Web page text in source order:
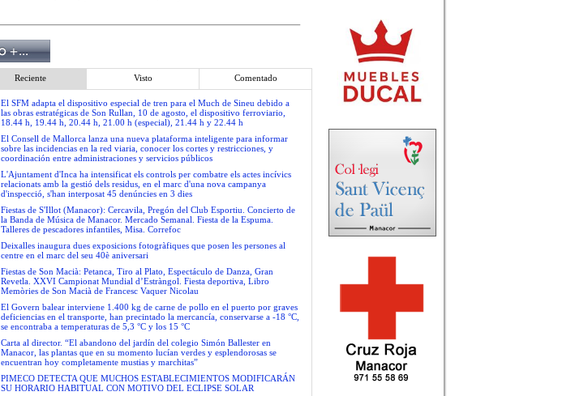
Reciente Visto Comentado
El SFM adapta el dispositivo especial de tren para el Much de Sineu debido a
las obras estratégicas de Son Rullan, 10 de agosto, el dispositivo ferroviario,
18.44 h, 19.44 h, 20.44 h, 21.00 h (especial), 21.44 h y 22.44 h
El Consell de Mallorca lanza una nueva plataforma inteligente para informar
sobre las incidencias en la red viaria, conocer los cortes y restricciones, y
coordinación entre administraciones y servicios públicos
L'Ajuntament d'Inca ha intensificat els controls per combatre els actes incívics
relacionats amb la gestió dels residus, en el marc d'una nova campanya
d'inspecció, s'han interposat 45 denúncies en 3 dies
Fiestas de S'Illot (Manacor): Cercavila, Pregón del Club Esportiu. Concierto de
la Banda de Música de Manacor. Mercado Semanal. Fiesta de la Espuma.
Talleres de pescadores infantiles, Misa. Correfoc
Deixalles inaugura dues exposicions fotogràfiques que posen les persones al
centre en el marc del seu 40è aniversari
Fiestas de Son Macià: Petanca, Tiro al Plato, Espectáculo de Danza, Gran
Revetla. XXVI Campionat Mundial d’Estràngol. Fiesta deportiva, Libro
Memòries de Son Macià de Francesc Vaquer Nicolau
El Govern balear interviene 1.400 kg de carne de pollo en el puerto por graves
deficiencias en el transporte, han precintado la mercancía, conservarse a -18 °C,
se encontraba a temperaturas de 5,3 °C y los 15 °C
Carta al director. “El abandono del jardín del colegio Simón Ballester en
Manacor, las plantas que en su momento lucían verdes y esplendorosas se
encuentran hoy completamente mustias y marchitas”
PIMECO DETECTA QUE MUCHOS ESTABLECIMIENTOS MODIFICARÁN
SU HORARIO HABITUAL CON MOTIVO DEL ECLIPSE SOLAR